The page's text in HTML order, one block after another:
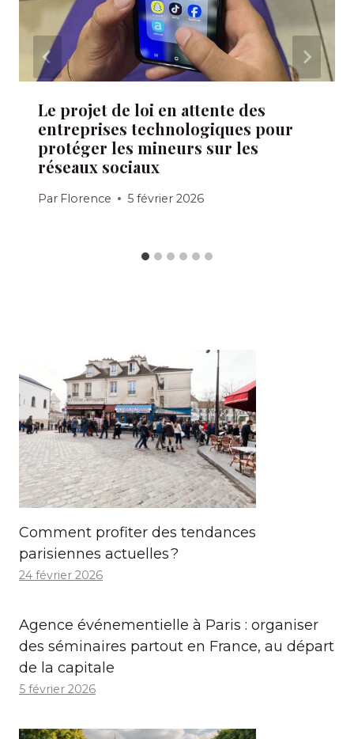
Le projet de loi en attente des
entreprises technologiques pour
protéger les mineurs sur les
réseaux sociaux
Par Florence 5 février 2026
Comment profiter des tendances
parisiennes actuelles ?
24 février 2026
Agence événementielle à Paris : organiser
des séminaires partout en France, au départ
de la capitale
5 février 2026